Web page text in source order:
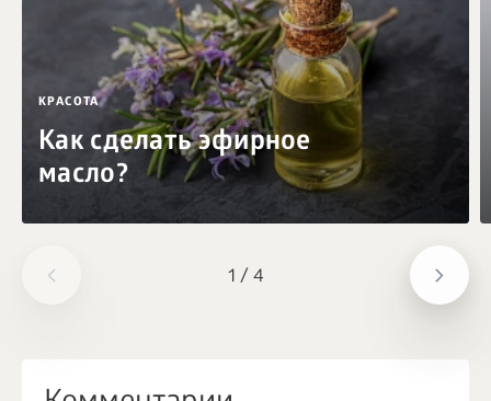
1 / 4
КРАСОТА
Как сделать эфирное
масло?